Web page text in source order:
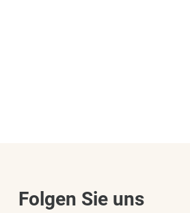
Folgen Sie uns